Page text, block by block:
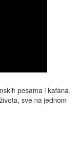
pesama i kafana.
sve na jednom